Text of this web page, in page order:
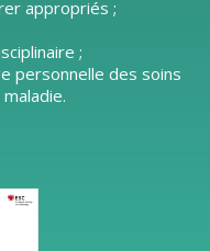
appropriés ;
;
personnelle des soins